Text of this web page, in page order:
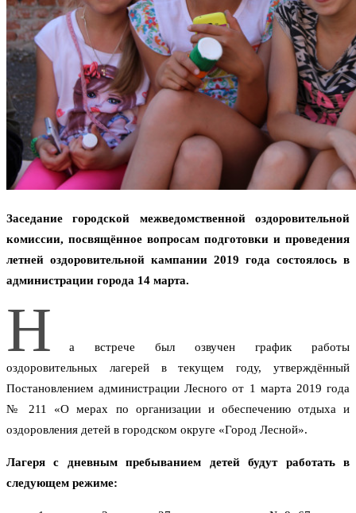
Заседание городской межведомственной оздоровительной
комиссии, посвящённое вопросам подготовки и проведения
летней оздоровительной кампании 2019 года состоялось в
администрации города 14 марта.
Н
а встрече был озвучен график работы
оздоровительных лагерей в текущем году, утверждённый
Постановлением администрации Лесного от 1 марта 2019 года
№ 211 «О мерах по организации и обеспечению отдыха и
оздоровления детей в городском округе «Город Лесной».
Лагеря с дневным пребыванием детей будут работать в
следующем режиме: